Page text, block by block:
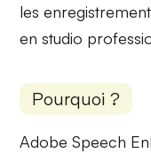
les
en studio
Pourquoi ?
Adobe Speech